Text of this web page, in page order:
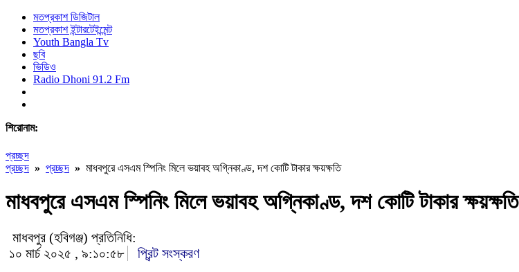
মতপ্রকাশ ডিজিটাল
মতপ্রকাশ ইন্টারটেইন্মেন্ট
Youth Bangla Tv
ছবি
ভিডিও
Radio Dhoni 91.2 Fm
শিরোনাম:
প্রচ্ছদ
প্রচ্ছদ » প্রচ্ছদ » মাধবপুরে এসএম স্পিনিং মিলে ভয়াবহ অগ্নিকাণ্ড, দশ কোটি টাকার ক্ষয়ক্ষতি
মাধবপুরে এসএম স্পিনিং মিলে ভয়াবহ অগ্নিকাণ্ড, দশ কোটি টাকার ক্ষয়ক্ষতি
মাধবপুর (হবিগঞ্জ) প্রতিনিধি:
১০ মার্চ ২০২৫ , ৯:১০:৫৮
প্রিন্ট সংস্করণ